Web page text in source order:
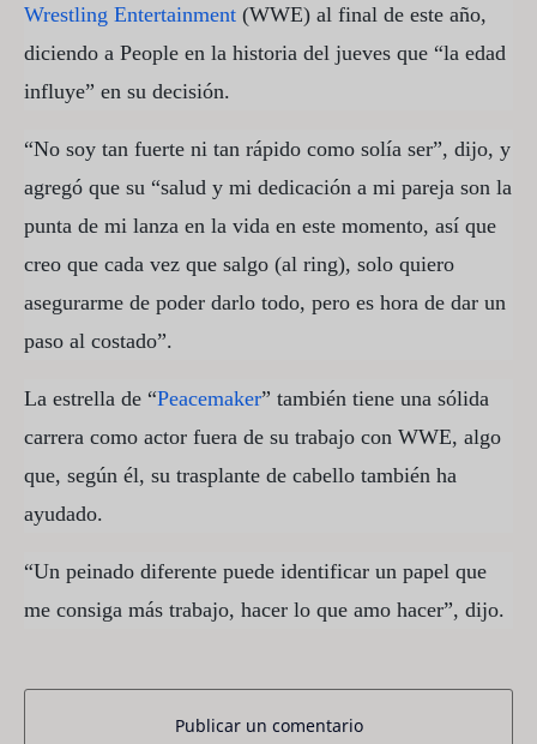
Wrestling Entertainment (WWE) al final de este año,
diciendo a People en la historia del jueves que “la edad
influye” en su decisión.
“No soy tan fuerte ni tan rápido como solía ser”, dijo, y
agregó que su “salud y mi dedicación a mi pareja son la
punta de mi lanza en la vida en este momento, así que
creo que cada vez que salgo (al ring), solo quiero
asegurarme de poder darlo todo, pero es hora de dar un
paso al costado”.
La estrella de “Peacemaker” también tiene una sólida
carrera como actor fuera de su trabajo con WWE, algo
que, según él, su trasplante de cabello también ha
ayudado.
“Un peinado diferente puede identificar un papel que
me consiga más trabajo, hacer lo que amo hacer”, dijo.
Publicar un comentario